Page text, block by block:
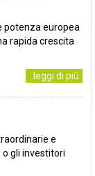
potenza europea
rapida crescita
..leggi di più
e
gli investitori